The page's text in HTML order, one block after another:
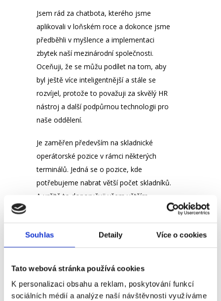
Souhlas Detaily Více o cookies
Tato webová stránka používá cookies
K personalizaci obsahu a reklam, poskytování funkcí
sociálních médií a analýze naší návštěvnosti využíváme
Jsem rád za chatbota, kterého jsme
aplikovali v loňském roce a dokonce jsme
předběhli v myšlence a implementaci
zbytek naší mezinárodní společnosti.
Oceňuji, že se můžu podílet na tom, aby
byl ještě více inteligentnější a stále se
rozvíjel, protože to považuji za skvělý HR
nástroj a další podpůrnou technologii pro
naše oddělení.
Je zaměřen především na skladnické
operátorské pozice v rámci některých
terminálů. Jedná se o pozice, kde
potřebujeme nabrat větší počet skladníků.
A určitě to doporučuji všem větším
pátek a také o víkendu, a to hlavně po 18.
hodině. Tedy tehdy, kdy my z HR už jsme
doma. Chatbot v té době reaguje na
předdefinované otázky, které se nejčastěji
opakují.